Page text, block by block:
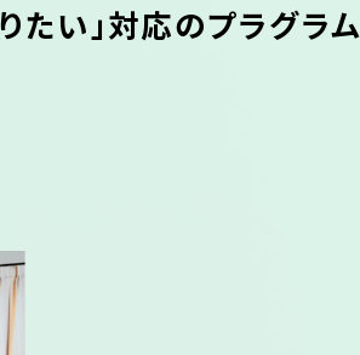
たい」対応のプラグラム